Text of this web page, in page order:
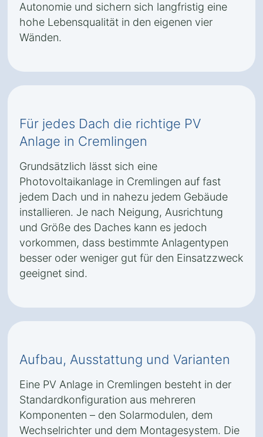
Autonomie und sichern sich langfristig eine
hohe Lebensqualität in den eigenen vier
Wänden.
Für jedes Dach die richtige PV
Anlage in Cremlingen
Grundsätzlich lässt sich eine
Photovoltaikanlage in Cremlingen auf fast
jedem Dach und in nahezu jedem Gebäude
installieren. Je nach Neigung, Ausrichtung
und Größe des Daches kann es jedoch
vorkommen, dass bestimmte Anlagentypen
besser oder weniger gut für den Einsatzzweck
geeignet sind.
Aufbau, Ausstattung und Varianten
Eine PV Anlage in Cremlingen besteht in der
Standardkonfiguration aus mehreren
Komponenten – den Solarmodulen, dem
Wechselrichter und dem Montagesystem. Die